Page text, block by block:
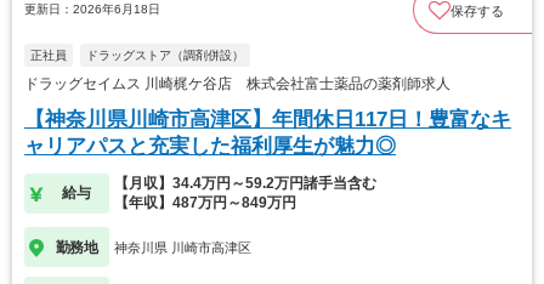
更新日：2026年6月18日 保存する
正社員 ドラッグストア（調剤併設）
ドラッグセイムス 川崎梶ケ谷店 株式会社富士薬品の薬剤師求人
【神奈川県川崎市高津区】年間休日117日！豊富なキ
ャリアパスと充実した福利厚生が魅力◎
給与
【月収】34.4万円～59.2万円諸手当含む
【年収】487万円～849万円
勤務地 神奈川県 川崎市高津区